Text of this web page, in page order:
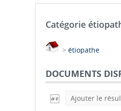
Catégorie
> étiopathe
DOCUMENTS
Ajouter le